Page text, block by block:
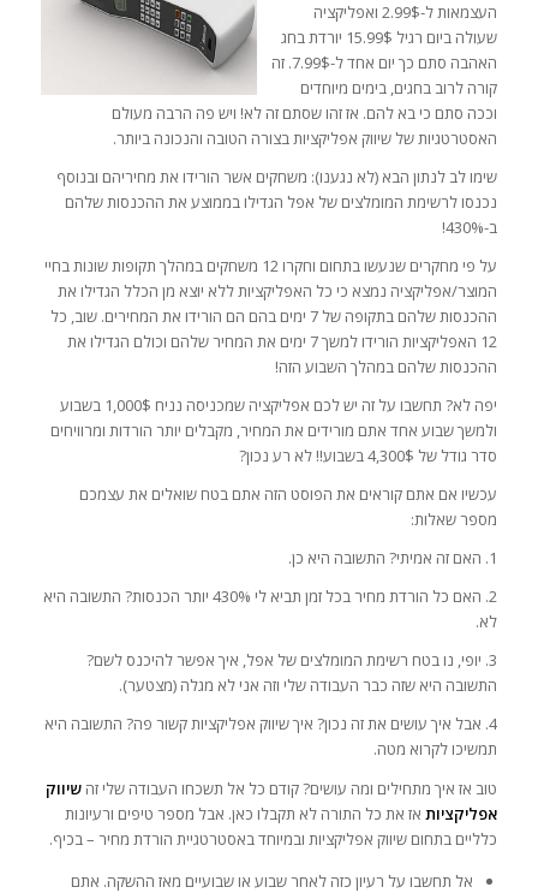
העצמאות ל-2.99$ ואפליקציה
שעולה ביום רגיל 15.99$ יורדת בחג
האהבה סתם כך יום אחד ל-7.99$. זה
קורה לרוב בחגים, בימים מיוחדים
וככה סתם כי בא להם. אז זהו שסתם זה לא! ויש פה הרבה מעולם
האסטרטגיות של שיווק אפליקציות בצורה הטובה והנכונה ביותר.
שימו לב לנתון הבא (לא נגענו): משחקים אשר הורידו את מחיריהם ובנוסף
נכנסו לרשימת המומלצים של אפל הגדילו בממוצע את ההכנסות שלהם
ב-430%!
על פי מחקרים שנעשו בתחום וחקרו 12 משחקים במהלך תקופות שונות בחיי
המוצר/אפליקציה נמצא כי כל האפליקציות ללא יוצא מן הכלל הגדילו את
ההכנסות שלהם בתקופה של 7 ימים בהם הם הורידו את המחירים. שוב, כל
12 האפליקציות הורידו למשך 7 ימים את המחיר שלהם וכולם הגדילו את
ההכנסות שלהם במהלך השבוע הזה!
יפה לא? תחשבו על זה יש לכם אפליקציה שמכניסה נניח 1,000$ בשבוע
ולמשך שבוע אחד אתם מורידים את המחיר, מקבלים יותר הורדות ומרוויחים
סדר גודל של 4,300$ בשבוע!! לא רע נכון?
עכשיו אם אתם קוראים את הפוסט הזה אתם בטח שואלים את עצמכם
מספר שאלות:
1. האם זה אמיתי? התשובה היא כן.
2. האם כל הורדת מחיר בכל זמן תביא לי 430% יותר הכנסות? התשובה היא
לא.
3. יופי, נו בטח רשימת המומלצים של אפל, איך אפשר להיכנס לשם?
התשובה היא שזה כבר העבודה שלי וזה אני לא מגלה (מצטער).
4. אבל איך עושים את זה נכון? איך שיווק אפליקציות קשור פה? התשובה היא
תמשיכו לקרוא מטה.
טוב אז איך מתחילים ומה עושים? קודם כל אל תשכחו העבודה שלי זה שיווק
אפליקציות אז את כל התורה לא תקבלו כאן. אבל מספר טיפים ורעיונות
כלליים בתחום שיווק אפליקציות ובמיוחד באסטרטגיית הורדת מחיר – בכיף.
אל תחשבו על רעיון כזה לאחר שבוע או שבועיים מאז ההשקה. אתם